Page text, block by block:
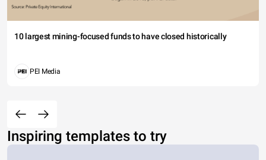
10 largest mining-focused funds to have closed historically
PEI Media
Inspiring templates to try